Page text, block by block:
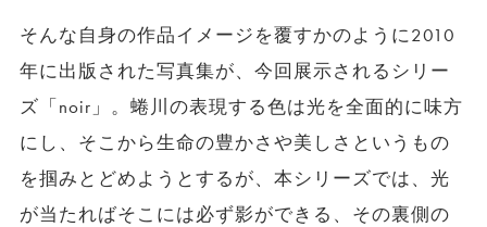
そんな自身の作品イメージを覆すかのように2010
年に出版された写真集が、今回展示されるシリー
ズ「noir」。蜷川の表現する色は光を全面的に味方
にし、そこから生命の豊かさや美しさというもの
を掴みとどめようとするが、本シリーズでは、光
が当たればそこには必ず影ができる、その裏側の